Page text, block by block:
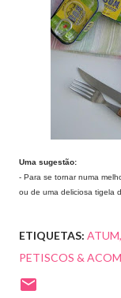
Uma sugestão:
- Para se tornar numa
ou de uma deliciosa tigela
ETIQUETAS: ATUM
PETISCOS &